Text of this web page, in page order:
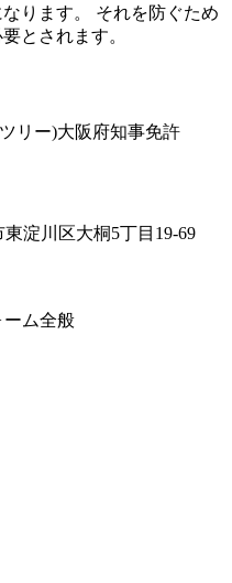
ります。 それを防ぐため
とされます。
リー)大阪府知事免許
淀川区大桐5丁目19-69
ーム全般